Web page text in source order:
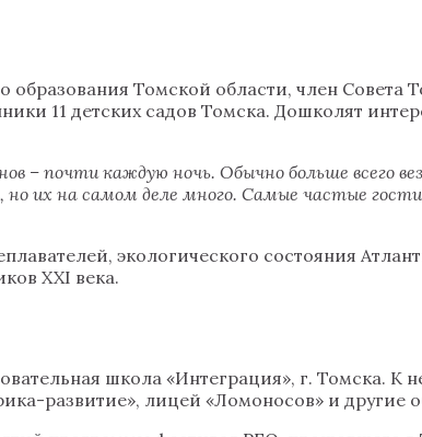
Томской области, член Совета
11 детских садов Томска. Дошколят
– почти каждую ночь. Обычно больше всего
но их на самом деле много. Самые частые
экологического состояния
XXI века.
школа «Интеграция», г. Томска. К
развитие», лицей «Ломоносов» и другие